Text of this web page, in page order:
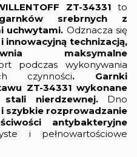
ZT-34331 to
srebrnych z
uchwytami. Odznacza się
innowacyjną technizacją,
maksymalne
podczas wykonywania
czynności. Garnki
ZT-34331 wykonane
nierdzewnej.Dno
rozprowadzanie
antybakteryjne
i pełnowartościowe